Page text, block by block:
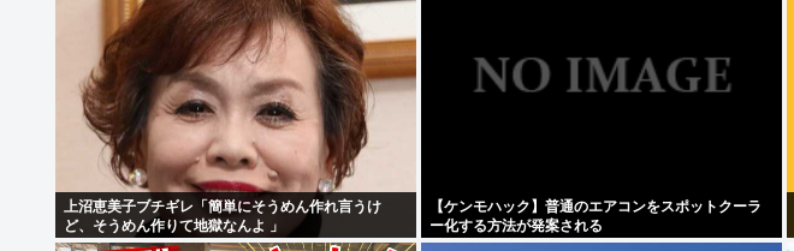
上沼恵美子ブチギレ「簡単にそうめん作れ言うけ
ど、そうめん作りて地獄なんよ 」
【ケンモハック】普通のエアコンをスポットクーラ
ー化する方法が発案される